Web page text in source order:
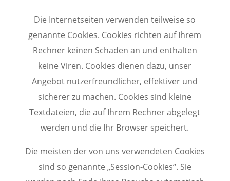
Die Internetseiten verwenden teilweise so
genannte Cookies. Cookies richten auf Ihrem
Rechner keinen Schaden an und enthalten
keine Viren. Cookies dienen dazu, unser
Angebot nutzerfreundlicher, effektiver und
sicherer zu machen. Cookies sind kleine
Textdateien, die auf Ihrem Rechner abgelegt
werden und die Ihr Browser speichert.
Die meisten der von uns verwendeten Cookies
sind so genannte „Session-Cookies“. Sie